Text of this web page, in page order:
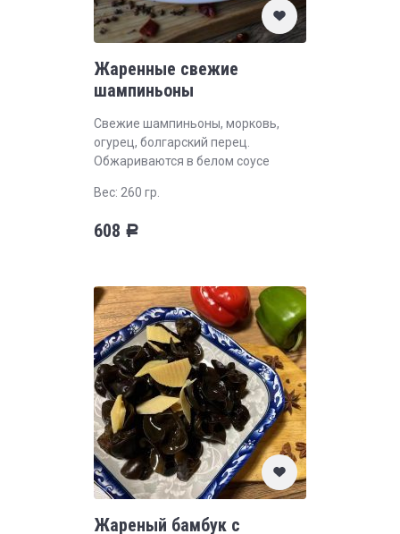
Жаренные свежие
шампиньоны
Свежие шампиньоны, морковь,
огурец, болгарский перец.
Обжариваются в белом соусе
Вес: 260 гр.
608 Р
Жареный бамбук с